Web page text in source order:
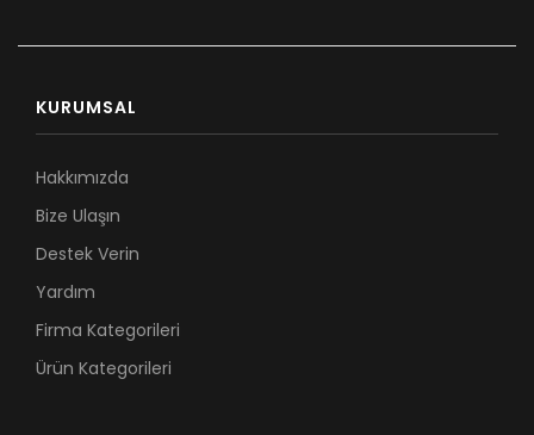
KURUMSAL
Hakkımızda
Bize Ulaşın
Destek Verin
Yardım
Firma Kategorileri
Ürün Kategorileri